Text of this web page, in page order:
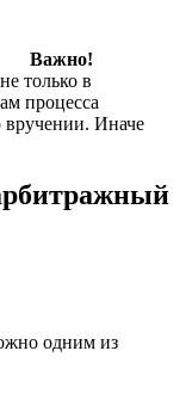
Важно!
только в
процесса
вручении. Иначе
одним из